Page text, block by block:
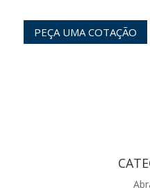
PEÇA UMA COTAÇÃO